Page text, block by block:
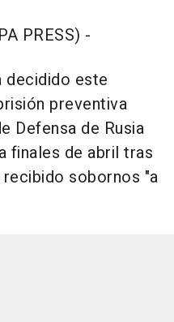
PRESS) -
decidido este
preventiva
Defensa de Rusia
finales de abril tras
sobornos "a